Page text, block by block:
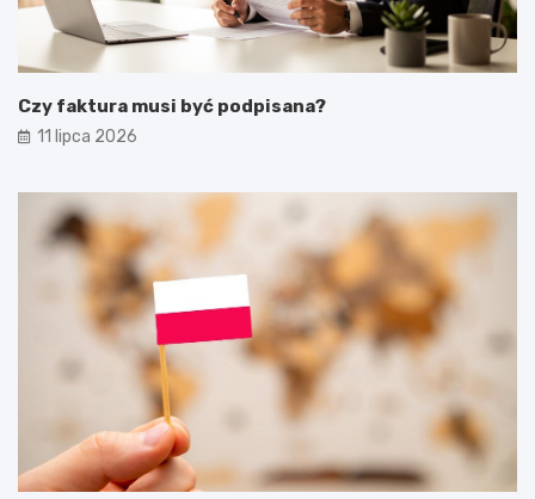
Czy faktura musi być podpisana?
11 lipca 2026